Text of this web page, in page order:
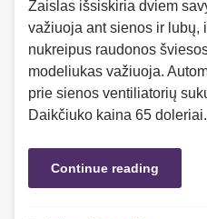
Žaislas išsiskiria dviem
važiuoja ant sienos ir lubų,
nukreipus raudonos
modeliukas važiuoja.
prie sienos ventiliatorių
Daikčiuko kaina 65 doleriai.
Continue reading